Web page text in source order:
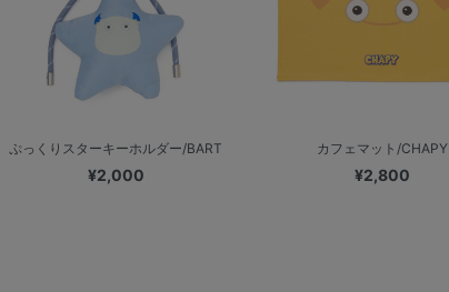
ぷっくりスターキーホルダー/BART
¥2,000
カフェマット/CHAPY
¥2,800